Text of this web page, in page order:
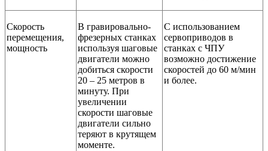
Скорость
перемещения,
мощность
В гравировально-
фрезерных станках
используя шаговые
двигатели можно
добиться скорости
20 – 25 метров в
минуту. При
увеличении
скорости шаговые
двигатели сильно
теряют в крутящем
моменте.
С использованием
сервоприводов в
станках с ЧПУ
возможно достижение
скоростей до 60 м/мин
и более.